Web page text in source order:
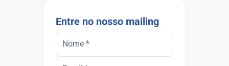
Entre no nosso mailing